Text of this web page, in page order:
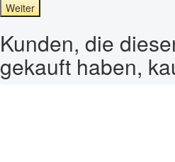
Weiter
Kunden, die
gekauft haben,